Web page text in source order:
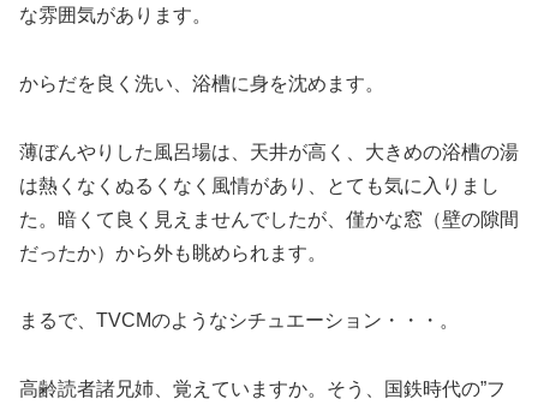
な雰囲気があります。
からだを良く洗い、浴槽に身を沈めます。
薄ぼんやりした風呂場は、天井が高く、大きめの浴槽の湯
は熱くなくぬるくなく風情があり、とても気に入りまし
た。暗くて良く見えませんでしたが、僅かな窓（壁の隙間
だったか）から外も眺められます。
まるで、TVCMのようなシチュエーション・・・。
高齢読者諸兄姉、覚えていますか。そう、国鉄時代の”フ